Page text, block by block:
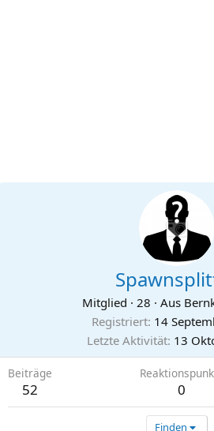
Mitglied · 28 · Aus
Registriert 14
Letzte Aktivität 13
Beiträge
52 0
Finden